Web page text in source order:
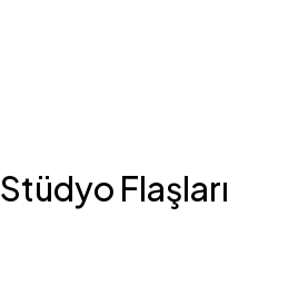
Stüdyo Flaşları